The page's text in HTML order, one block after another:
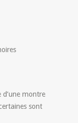
montre
sont